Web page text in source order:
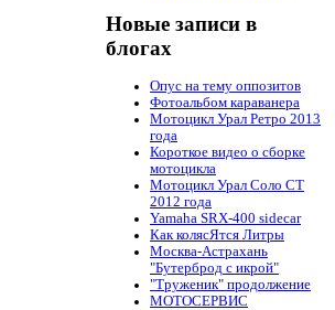
Новые записи в
блогах
Опус на тему оппозитов
Фотоальбом караванера
Мотоцикл Урал Ретро 2013
года
Короткое видео о сборке
мотоцикла
Мотоцикл Урал Соло СТ
2012 года
Yamaha SRX-400 sidecar
Как колясЯтся Литры
Москва-Астрахань
"Бутерброд с икрой"
"Труженик" продолжение
МОТОСЕРВИС